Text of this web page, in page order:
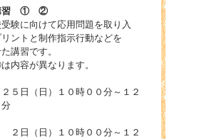
習 ① ②
験に向けて応用問題を取り入
ントと制作指示行動などを
講習です。
内容が異なります。
５日（日）１０時００分～１２
日（日）１０時００分～１２